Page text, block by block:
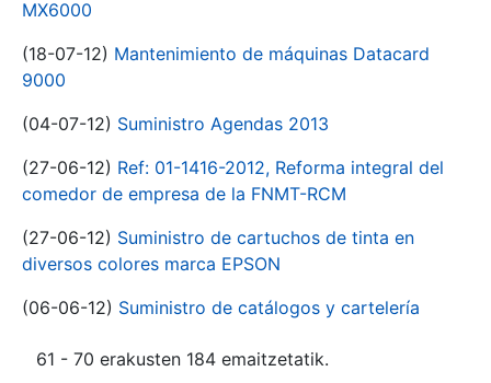
MX6000
(18-07-12) Mantenimiento de máquinas Datacard
9000
(04-07-12) Suministro Agendas 2013
(27-06-12) Ref: 01-1416-2012, Reforma integral del
comedor de empresa de la FNMT-RCM
(27-06-12) Suministro de cartuchos de tinta en
diversos colores marca EPSON
(06-06-12) Suministro de catálogos y cartelería
61 - 70 erakusten 184 emaitzetatik.